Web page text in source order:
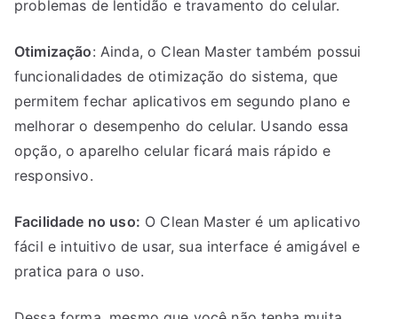
problemas de lentidão e travamento do celular.
Otimização: Ainda, o Clean Master também possui
funcionalidades de otimização do sistema, que
permitem fechar aplicativos em segundo plano e
melhorar o desempenho do celular. Usando essa
opção, o aparelho celular ficará mais rápido e
responsivo.
Facilidade no uso: O Clean Master é um aplicativo
fácil e intuitivo de usar, sua interface é amigável e
pratica para o uso.